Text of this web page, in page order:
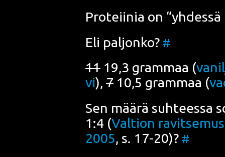
Pro­teii­nia on
Eli pal­jon­ko? #
11 19,3 gram­maa (
vi), 7 10,5 gram­maa (
Sen mää­rä suh­tees­sa
1:4 (Val­tion
2005, s. 17-20)? #